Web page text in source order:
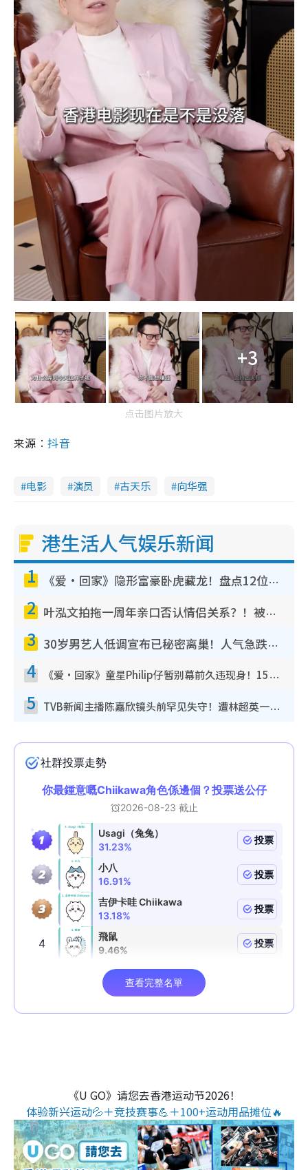
+3
点击图片放大
来源︰抖音
电影 演员 古天乐 向华强
港生活人气娱乐新闻
1 《爱·回家》隐形富豪卧虎藏龙！盘点12位财气逼人的有钱艺人：这位美女3亿身家不愁做
2 叶泓文拍拖一周年亲口否认情侣关系？！被质疑感情造假竟称GM“普通同事”
3 30岁男艺人低调宣布已秘密离巢！人气急跌变失踪人口：“这几年过得并不容易”
4 《爱·回家》童星Philip仔暂别幕前久违现身！15岁近况暴风成长长高变帅气少年
5 TVB新闻主播陈嘉欣镜头前罕见失守！遭林超英一句话突袭吓坏当场大笑
《U GO》请您去香港运动节2026！
体验新兴运动💦＋竞技赛事💪＋100+运动用品摊位🔥